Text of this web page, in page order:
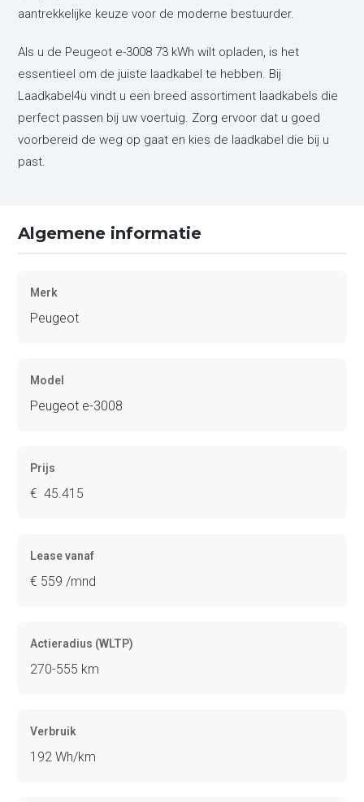
aantrekkelijke keuze voor de moderne bestuurder.
Als u de Peugeot e-3008 73 kWh wilt opladen, is het
essentieel om de juiste laadkabel te hebben. Bij
Laadkabel4u vindt u een breed assortiment laadkabels die
perfect passen bij uw voertuig. Zorg ervoor dat u goed
voorbereid de weg op gaat en kies de laadkabel die bij u
past.
Algemene informatie
Merk
Peugeot
Model
Peugeot e-3008
Prijs
€ 45.415
Lease vanaf
€ 559 /mnd
Actieradius (WLTP)
270-555 km
Verbruik
192 Wh/km